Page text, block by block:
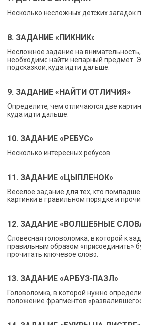
Несколько несложных детских загадок
8. ЗАДАНИЕ «ПИКНИК»
Несложное задание на
необходимо найти непарный предмет.
подсказкой, куда идти дальше.
9. ЗАДАНИЕ «НАЙТИ ОТЛИЧИЯ»
Определите, чем отличаются две
куда идти дальше.
10. ЗАДАНИЕ «РЕБУС»
Несколько интересных ребусов.
11. ЗАДАНИЕ «ЦЫПЛЕНОК»
Веселое задание для тех, кто
картинки в правильном порядке и
12. ЗАДАНИЕ «ВОЛШЕБНЫЕ
Словесная головоломка, в которой к
правильным образом «присоединить»
прочитать ключевое слово.
13. ЗАДАНИЕ «АРБУЗ-ПАЗЛ»
Головоломка, в которой нужно
положение фрагментов